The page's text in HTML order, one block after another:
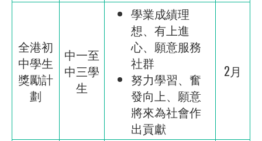
全港初
中學生
獎勵計
劃
中一至
中三學
生
學業成績理
想、有上進
心、願意服務
社群
努力學習、奮
發向上、願意
將來為社會作
出貢獻
2月